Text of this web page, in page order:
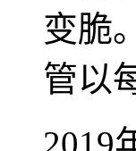
变脆
管以